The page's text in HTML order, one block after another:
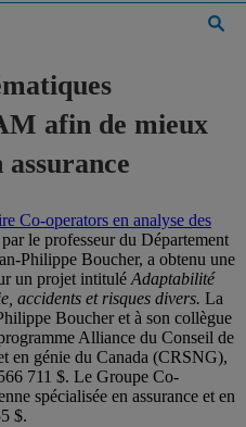
afin de mieux
Co-operators en analyse des
le professeur du Département
Philippe Boucher, a obtenu une
un projet intitulé Adaptabilité
accidents et risques divers. La
Boucher et à son collègue
Alliance du Conseil de
en génie du Canada (CRSNG),
711 $. Le Groupe Co-
spécialisée en assurance et en
$.